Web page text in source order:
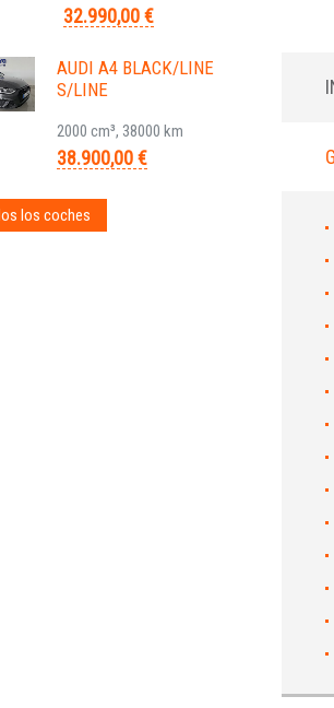
32.990,00 €
AUDI A4 BLACK/LINE
S/LINE
2000 cm³, 38000 km
38.900,00 €
los coches